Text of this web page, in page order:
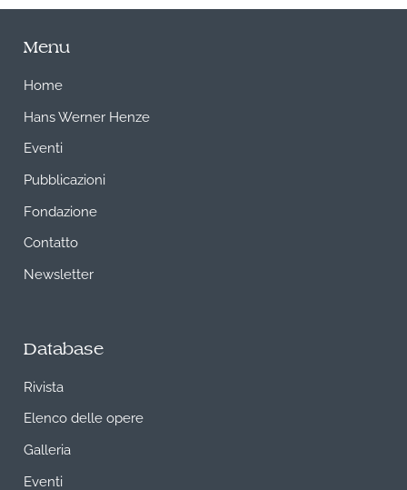
Menu
Home
Hans Werner Henze
Eventi
Pubblicazioni
Fondazione
Contatto
Newsletter
Database
Rivista
Elenco delle opere
Galleria
Eventi